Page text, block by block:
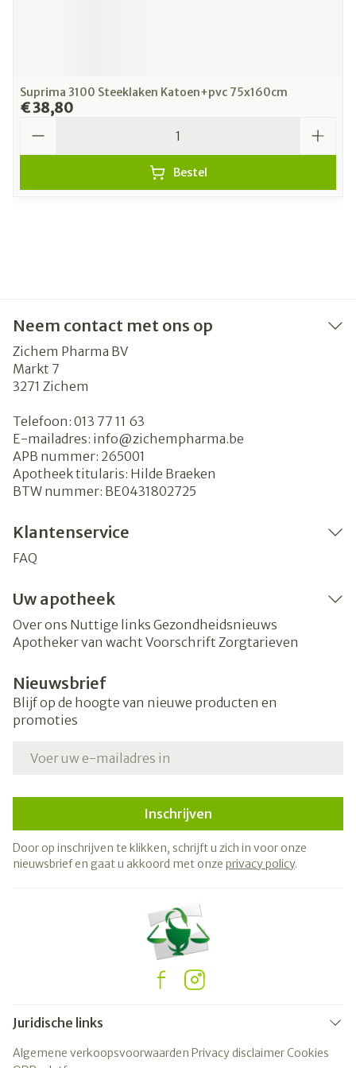
Suprima 3100 Steeklaken Katoen+pvc 75x160cm
€ 38,80
Bestel
Neem contact met ons op
Zichem Pharma BV
Markt 7
3271 Zichem
Telefoon: 013 77 11 63
E-mailadres: info@zichempharma.be
APB nummer: 265001
Apotheek titularis: Hilde Braeken
BTW nummer: BE0431802725
Klantenservice
FAQ
Uw apotheek
Over ons Nuttige links Gezondheidsnieuws
Apotheker van wacht Voorschrift Zorgtarieven
Nieuwsbrief
Blijf op de hoogte van nieuwe producten en
promoties
Inschrijven
Door op inschrijven te klikken, schrijft u zich in voor onze
nieuwsbrief en gaat u akkoord met onze privacy policy.
Juridische links
Algemene verkoopsvoorwaarden Privacy disclaimerCookies